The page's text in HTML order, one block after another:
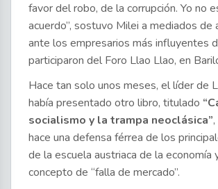
favor del robo, de la corrupción. Yo no
acuerdo”, sostuvo Milei a mediados de
ante los empresarios más influyentes
participaron del Foro Llao Llao, en
Hace tan solo unos meses, el líder de
había presentado otro libro, titulado
socialismo y la trampa neoclásica”
hace una defensa férrea de los
de la escuela austriaca de la economía
concepto de “falla de mercado”.